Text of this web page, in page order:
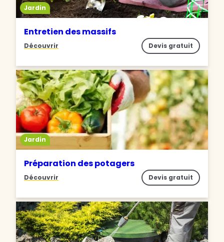
Jardin
Entretien des massifs
Découvrir Devis gratuit
Jardin
Préparation des potagers
Découvrir Devis gratuit